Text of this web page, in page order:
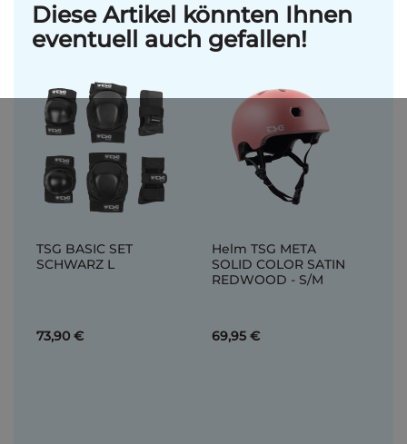
Diese Artikel könnten Ihnen
eventuell auch gefallen!
TSG BASIC SET
SCHWARZ L
73,90 €
Helm TSG META
SOLID COLOR SATIN
REDWOOD - S/M
69,95 €